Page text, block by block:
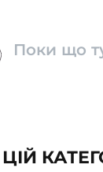
Поки що